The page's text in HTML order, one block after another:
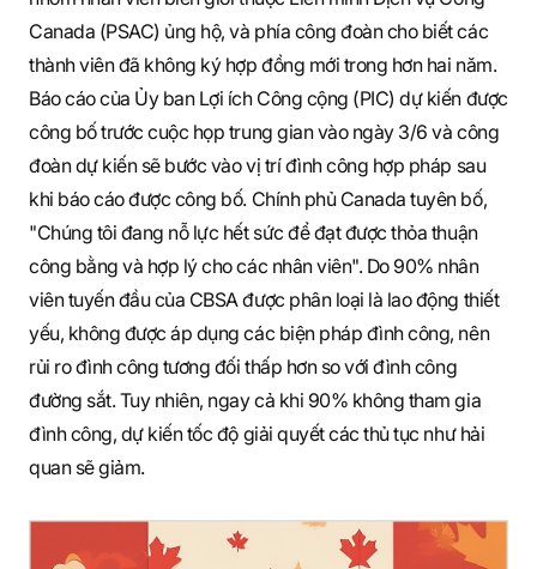
Canada (PSAC) ủng hộ, và phía công đoàn cho biết các
thành viên đã không ký hợp đồng mới trong hơn hai năm.
Báo cáo của Ủy ban Lợi ích Công cộng (PIC) dự kiến được
công bố trước cuộc họp trung gian vào ngày 3/6 và công
đoàn dự kiến sẽ bước vào vị trí đình công hợp pháp sau
khi báo cáo được công bố. Chính phủ Canada tuyên bố,
"Chúng tôi đang nỗ lực hết sức để đạt được thỏa thuận
công bằng và hợp lý cho các nhân viên". Do 90% nhân
viên tuyến đầu của CBSA được phân loại là lao động thiết
yếu, không được áp dụng các biện pháp đình công, nên
rủi ro đình công tương đối thấp hơn so với đình công
đường sắt. Tuy nhiên, ngay cả khi 90% không tham gia
đình công, dự kiến tốc độ giải quyết các thủ tục như hải
quan sẽ giảm.